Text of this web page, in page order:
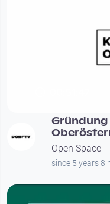
Gründung
Open Space
since 5 years 8